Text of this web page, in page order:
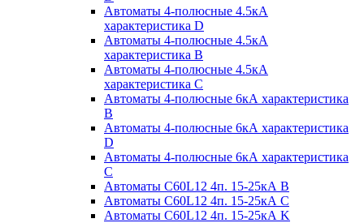
Автоматы 4-полюсные 4.5кА
характеристика D
Автоматы 4-полюсные 4.5кА
характеристика В
Автоматы 4-полюсные 4.5кА
характеристика С
Автоматы 4-полюсные 6кА характеристика
B
Автоматы 4-полюсные 6кА характеристика
D
Автоматы 4-полюсные 6кА характеристика
С
Автоматы C60L12 4п. 15-25кА B
Автоматы C60L12 4п. 15-25кА C
Автоматы C60L12 4п. 15-25кА K